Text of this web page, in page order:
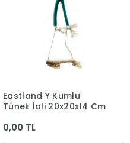
Eastland Y Kumlu
Tünek İpli 20x20x14 Cm
0,00 TL